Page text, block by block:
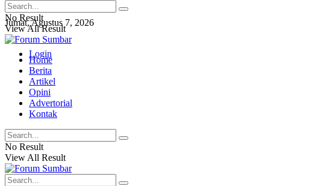
Jumat, Agustus 7, 2026
Login
No Result
View All Result
Home
Berita
Artikel
Opini
Advertorial
Kontak
No Result
View All Result